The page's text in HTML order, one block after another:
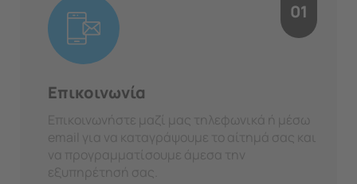
01
Επικοινωνία
Επικοινωνήστε μαζί μας τηλεφωνικά ή μέσω
email για να καταγράψουμε το αίτημά σας και
να προγραμματίσουμε άμεσα την
εξυπηρέτησή σας.